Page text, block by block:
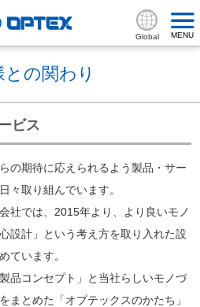
Global MENU
との関わり
ビス
の期待に応えられるよう製品・サー
々取り組んでいます。
社では、2015年より、より良いモノ
設計」という考え方を取り入れた設
ています。
品コンセプト」と当社らしいモノづ
まとめた「オプテックスのかたち」